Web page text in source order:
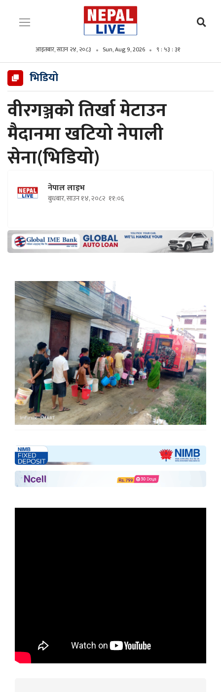
आइतबार, साउन २४, २०८३ Sun, Aug 9, 2026 ९ : ५३ : ३३
भिडियो
वीरगञ्जको तिर्खा मेटाउन
मैदानमा खटियो नेपाली
सेना(भिडियो)
नेपाल लाइभ
बुधबार, साउन १४, २०८२ ११:०६